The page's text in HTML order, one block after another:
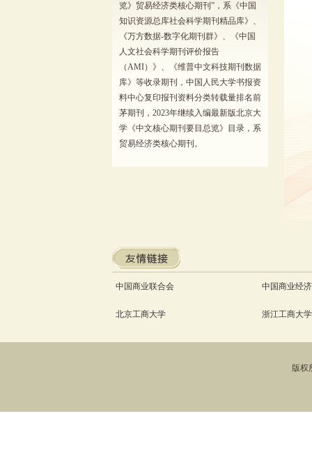
览》贸易经济类核心期刊”，系《中国
知识资源总库社会科学期刊精品库》、
《万方数据-数字化期刊群》、《中国
人文社会科学期刊评价报告
（AMI）》、《维普中文科技期刊数据
库》等收录期刊，中国人民大学书报资
料中心复印报刊资料分类转载量排名前
茅期刊，2023年继续入编最新版北京大
学《中文核心期刊要目总览》目录，系
贸易经济类核心期刊。
中国商业联合会 中国商业经
北京工商大学 浙江工商大学
版